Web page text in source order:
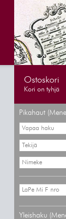
Ostoskori
Kori on tyhjä
Pikahaut
Yleishaku